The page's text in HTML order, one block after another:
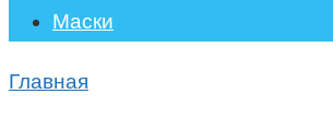
Маски
Главная